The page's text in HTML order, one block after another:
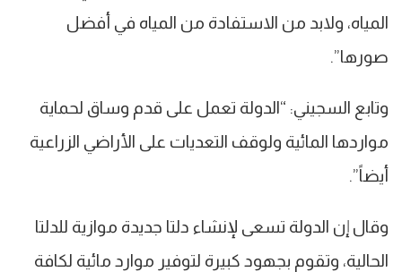
المياه، ولابد من الاستفادة من المياه في أفضل
صورها”.
وتابع السجيني: “الدولة تعمل على قدم وساق لحماية
مواردها المائية ولوقف التعديات على الأراضي الزراعية
أيضاً”.
وقال إن الدولة تسعى لإنشاء دلتا جديدة موازية للدلتا
الحالية، وتقوم بجهود كبيرة لتوفير موارد مائية لكافة